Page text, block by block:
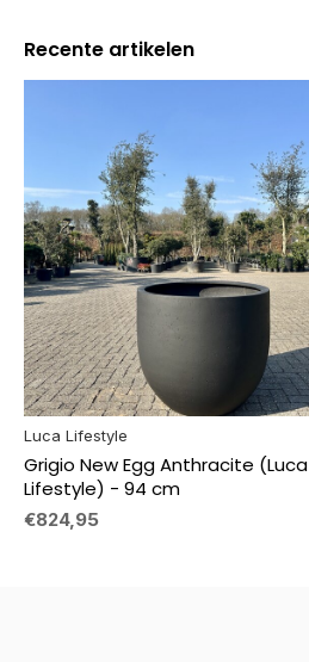
Recente artikelen
Luca Lifestyle
Grigio New Egg Anthracite (Luca
Lifestyle) - 94 cm
€824,95